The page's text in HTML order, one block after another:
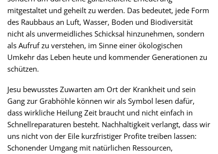
mitgestaltet und geheilt zu werden. Das bedeutet, jede Form
des Raubbaus an Luft, Wasser, Boden und Biodiversität
nicht als unvermeidliches Schicksal hinzunehmen, sondern
als Aufruf zu verstehen, im Sinne einer ökologischen
Umkehr das Leben heute und kommender Generationen zu
schützen.
Jesu bewusstes Zuwarten am Ort der Krankheit und sein
Gang zur Grabhöhle können wir als Symbol lesen dafür,
dass wirkliche Heilung Zeit braucht und nicht einfach in
Schnellreparaturen besteht. Nachhaltigkeit verlangt, dass wir
uns nicht von der Eile kurzfristiger Profite treiben lassen:
Schonender Umgang mit natürlichen Ressourcen,